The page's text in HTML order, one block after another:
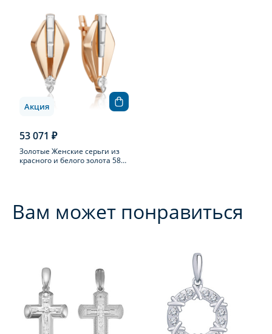
53 071 ₽
Золотые Женские серьги из
красного и белого золота 585
Акция
Вам может понравиться